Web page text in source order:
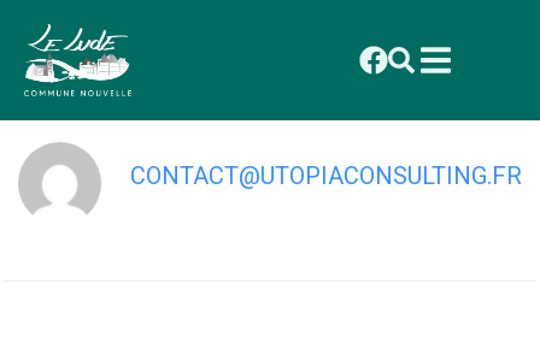
principal
Séance du 7 mars 2022
CONTACT@UTOPIACONSULTING.FR